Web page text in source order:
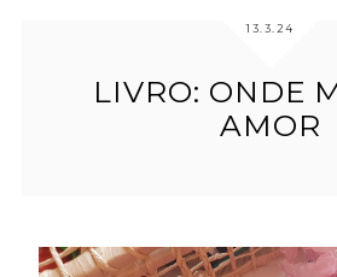
13.3.24
LIVRO: ONDE
AMOR